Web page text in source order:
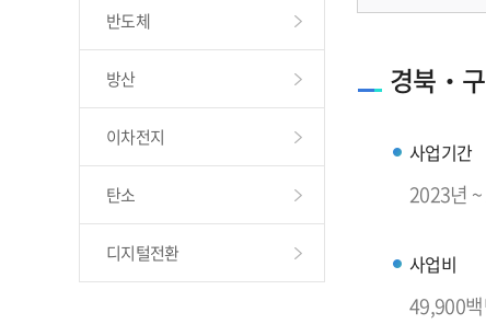
반도체
방산
이차전지
탄소
디지털전환
경북‧구
사업기간
2023년
사업비
49,900